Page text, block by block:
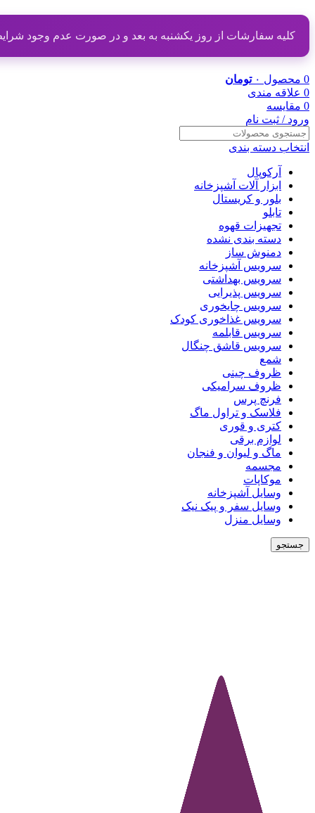
کلیه سفارشات از روز یکشنبه به بعد و در صورت عدم وجود شرایط مناسب از تاریخ ۲۰
0 محصول ۰ تومان
0 علاقه مندی
0 مقایسه
ورود / ثبت نام
انتخاب دسته بندی
آرکوپال
ابزار آلات آشپزخانه
بلور و کریستال
تابلو
تجهیزات قهوه
دسته بندی نشده
دمنوش ساز
سرویس آشپزخانه
سرویس بهداشتی
سرویس پذیرایی
سرویس چایخوری
سرویس غذاخوری کودک
سرویس قابلمه
سرویس قاشق چنگال
شمع
ظروف چینی
ظروف سرامیکی
فرنچ پرس
فلاسک و تراول ماگ
کتری و قوری
لوازم برقی
ماگ و لیوان و فنجان
مجسمه
موکاپات
وسایل آشپزخانه
وسایل سفر و پیک نیک
وسایل منزل
جستجو